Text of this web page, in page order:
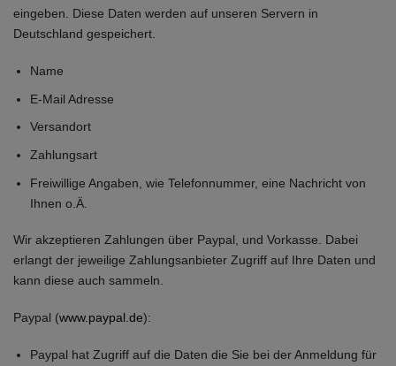
eingeben. Diese Daten werden auf unseren Servern in
Deutschland gespeichert.
Name
E-Mail Adresse
Versandort
Zahlungsart
Freiwillige Angaben, wie Telefonnummer, eine Nachricht von
Ihnen o.Ä.
Wir akzeptieren Zahlungen über Paypal, und Vorkasse. Dabei
erlangt der jeweilige Zahlungsanbieter Zugriff auf Ihre Daten und
kann diese auch sammeln.
Paypal (www.paypal.de):
Paypal hat Zugriff auf die Daten die Sie bei der Anmeldung für